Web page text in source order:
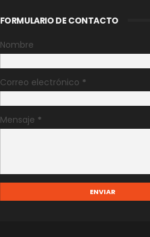
FORMULARIO DE CONTACTO
Nombre
Correo electrónico *
Mensaje *